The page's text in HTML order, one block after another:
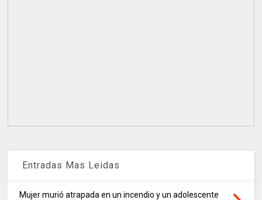
Entradas Mas Leidas
Mujer murió atrapada en un incendio y un adolescente